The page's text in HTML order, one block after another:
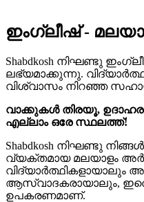
ഇംഗ്ലീഷ് -
Shabdkosh നിഘണ്ടു
ലഭ്യമാക്കുന്നു.
വിശ്വാസം നിറഞ്ഞ
വാക്കുകൾ തിരയൂ,
എല്ലാം ഒരേ സ്ഥലത്ത്!
Shabdkosh നിഘണ്ടു
വ്യക്തമായ മലയാളം
വിദ്യാർത്ഥികളായാലും
ആസ്വാദകരായാലും,
ഉപകരണമാണ്.